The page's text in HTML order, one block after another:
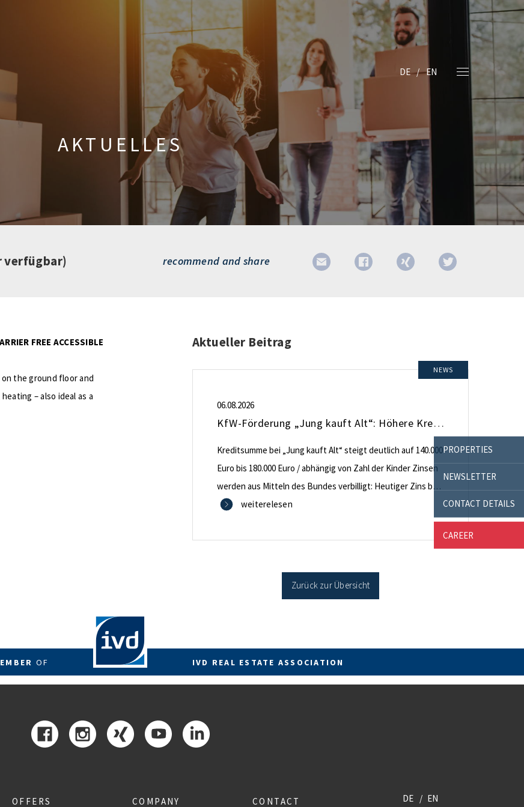
PROPERTIES
NEWSLETTER
CONTACT DETAILS
CAREER
DE EN
AKTUELLES
verfügbar) recommend and share
FREE ACCESSIBLE
the ground floor and
– also ideal as a
Aktueller Beitrag
NEWS
06.08.2026
KfW-Förderung „Jung kauft Alt“: Höhere Kredite ab August 2026
Kreditsumme bei „Jung kauft Alt“ steigt deutlich auf 140.000
Euro bis 180.000 Euro / abhängig von Zahl der Kinder Zinsen
werden aus Mitteln des Bundes verbilligt: Heutiger Zins bei
0,53 Prozent effektiv bei 35 Jahren Laufzeit und 10 Jahren
energetischer Sanierung binnen 54 Monaten nach
weiterelesen
Zurück zur Übersicht
OF IVD REAL ESTATE ASSOCIATION
OFFERS COMPANY CONTACT DE EN